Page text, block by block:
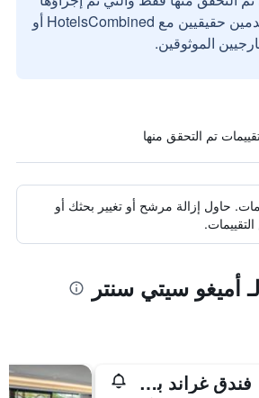
بواسطة مستخدمين حقيقيين مع HotelsCombined أو
الموثوقين.
حاول إزالة مرشح أو تغيير بحثك أو
أميغو سيتي سنتر
فندق غراند بوهيميا